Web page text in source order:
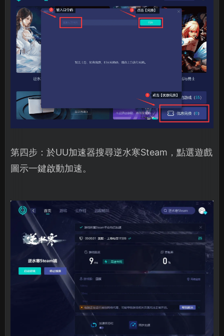
第四步：於UU加速器搜尋逆水寒Steam，點選遊戲
圖示一鍵啟動加速。